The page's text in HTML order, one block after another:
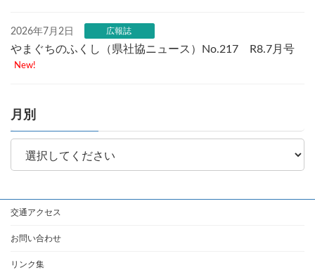
2026年7月2日 広報誌
やまぐちのふくし（県社協ニュース）No.217 R8.7月号
New!
月別
交通アクセス
お問い合わせ
リンク集